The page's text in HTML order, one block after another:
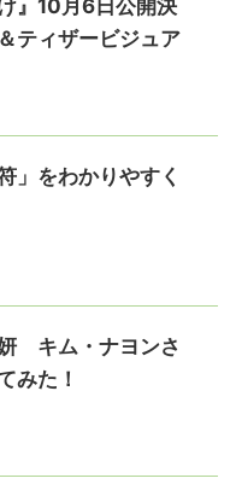
』10月6日公開決
ティザービジュア
」をわかりやすく
キム・ナヨンさ
みた！